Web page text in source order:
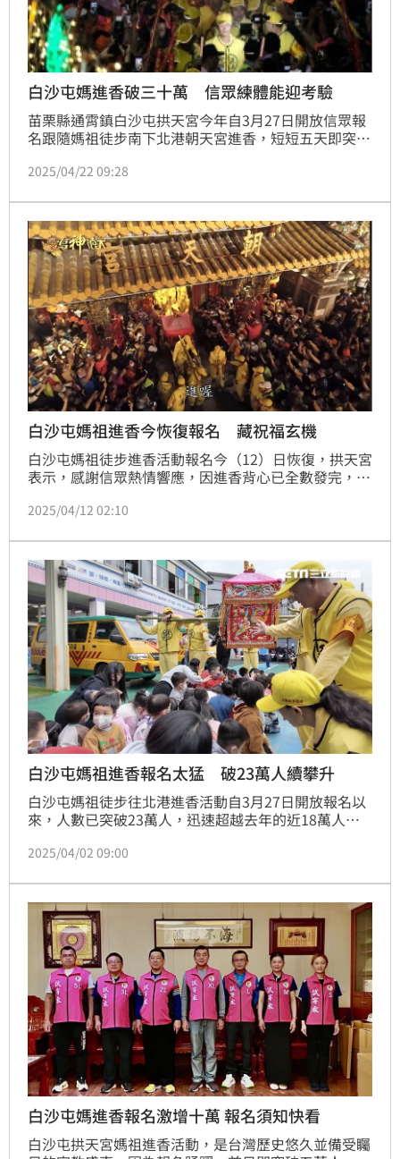
白沙屯媽進香破三十萬 信眾練體能迎考驗
苗栗縣通霄鎮白沙屯拱天宮今年自3月27日開放信眾報
名跟隨媽祖徒步南下北港朝天宮進香，短短五天即突破
去年近18萬人激增逾12萬人。廟方表示，報名將於4月
萬人，再度締造新高。
2025/04/22 09:28
白沙屯媽祖進香今恢復報名 藏祝福玄機
白沙屯媽祖徒步進香活動報名今（12）日恢復，拱天宮
表示，感謝信眾熱情響應，因進香背心已全數發完，現
費用調整為500元。主辦單位提醒，報名人潮踴躍，請
2025/04/12 02:10
白沙屯媽祖進香報名太猛 破23萬人續攀升
白沙屯媽祖徒步往北港進香活動自3月27日開放報名以
來，人數已突破23萬人，迅速超越去年的近18萬人，
心已全數發完，目前僅剩臂章、帽子、毛巾及口罩，因
報名人數將持續增加。廟方提醒，若遇人潮高峰，現場
可能會有工作人員標示隊伍尾端，後續排隊者因作業時
間不足，當日可能無法受理，請民眾留意拱天宮官方臉
書公告。
2025/04/02 09:00
白沙屯媽進香報名激增十萬 報名須知快看
白沙屯拱天宮媽祖進香活動，是台灣歷史悠久並備受矚